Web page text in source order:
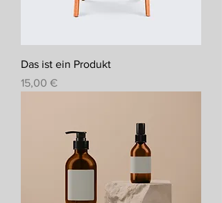
Das ist ein Produkt
Preis
15,00 €